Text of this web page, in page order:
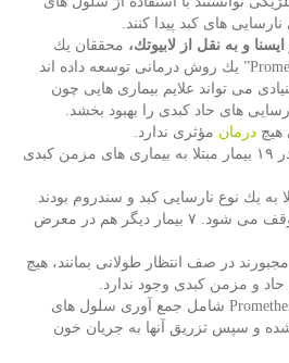
های كبد پیدا كنند.
و به نقل از لابیوتك، محققان یك
شركت بلژیكی به نام “Promethera” یك روش درمانی توسعه داده اند
می تواند علایم بیماری هایی چون
های حاد كبدی را بهبود بخشد.
هیچ درمانمؤثری ندارد.
ولی فاز اول و دوم پژوهش در ۱۹ بیمار مبتلا به بیماری های مزمن كبدی
۱۲ نفر مبتلا به یك نوع نارسایی كبد و سندروم بودند
كه كبد به صورت ناگهانی متوقف می شود. ۷ بیمار دیگر هم در معرض
در صف انتظار طولانی بمانند، هیچ
و مزمن كبدی وجود ندارد.
ولی روش درمانی شركت Promethera شامل جمع آوری سلول های
شده و سپس تزریق آنها به جریان خون